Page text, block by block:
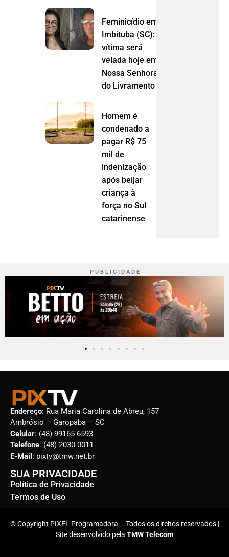
Feminicídio em
Imbituba (SC):
vítima será
velada hoje em
Nossa Senhora
do Livramento (MT)
Homem é
condenado a
pagar R$ 75
mil de
indenização
após beijar
criança à
força no Sul
catarinense
P U B L I C I D A D E
Endereço: Rua Maria Carolina de Abreu, 157
Ambrósio – Garopaba – SC
Celular: (48) 99165-6593
Telefone: (48) 2030-0011
E-Mail : pixtv@tmw.net.br
SUA PRIVACIDADE
Política de Privacidade
Termos de Uso
© Copyright PIXEL Programadora – Todos os direitos reservados |
Site desenvolvido pela TMW Telecom